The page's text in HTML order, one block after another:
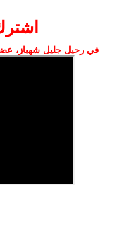
في رحيل جليل شهباز،